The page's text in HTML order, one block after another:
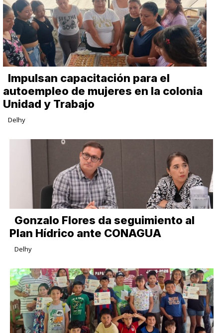
Impulsan capacitación para el
autoempleo de mujeres en la colonia
Unidad y Trabajo
Delhy
Gonzalo Flores da seguimiento al
Plan Hídrico ante CONAGUA
Delhy